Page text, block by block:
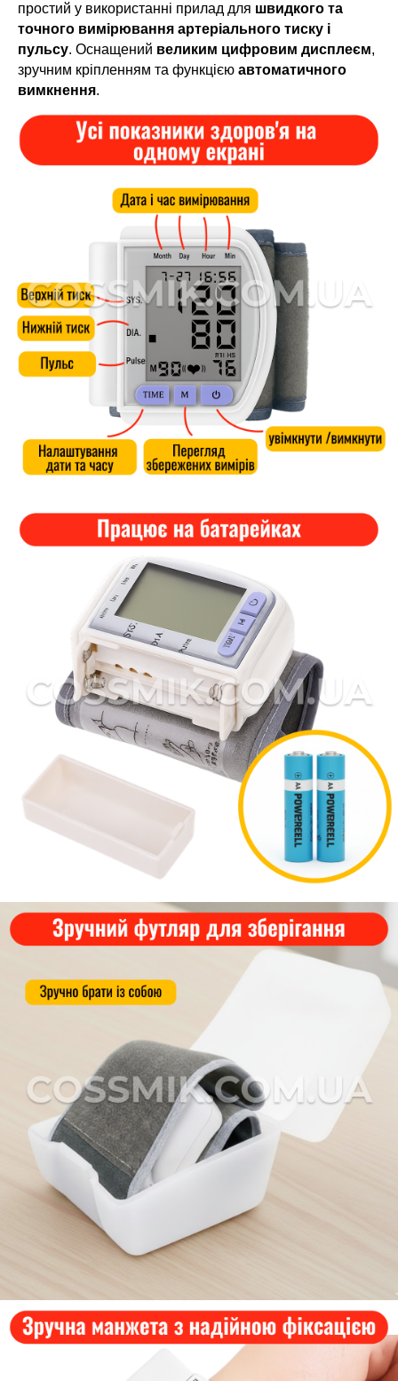
простий у використанні прилад для швидкого та
точного вимірювання артеріального тиску і
пульсу. Оснащений великим цифровим дисплеєм,
зручним кріпленням та функцією автоматичного
вимкнення.